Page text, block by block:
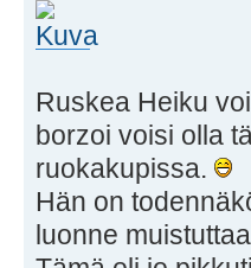
Ruskea Heiku
borzoi voisi olla
ruokakupissa.
Hän on
luonne